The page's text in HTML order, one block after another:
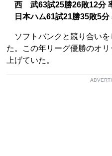
西 武63試25勝26敗12分
日本ハム61試21勝35敗5分
ソフトバンクと競り合いを
た。この年リーグ優勝のオ
上げていた。